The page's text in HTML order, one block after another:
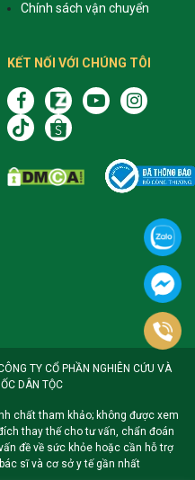
Chính sách vận chuyển
KẾT NỐI VỚI CHÚNG TÔI
TY CỔ PHẦN NGHIÊN CỨU VÀ
DÂN TỘC
chất tham khảo; không được xem
thay thế cho tư vấn, chẩn đoán
đề về sức khỏe hoặc cần hỗ trợ
sĩ và cơ sở y tế gần nhất